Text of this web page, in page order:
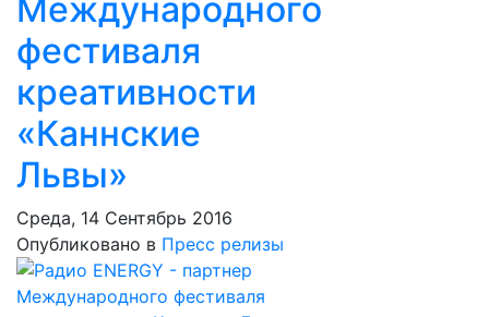
Международного
фестиваля
креативности
«Каннские
Львы»
Среда, 14 Сентябрь 2016
Опубликовано в Пресс релизы